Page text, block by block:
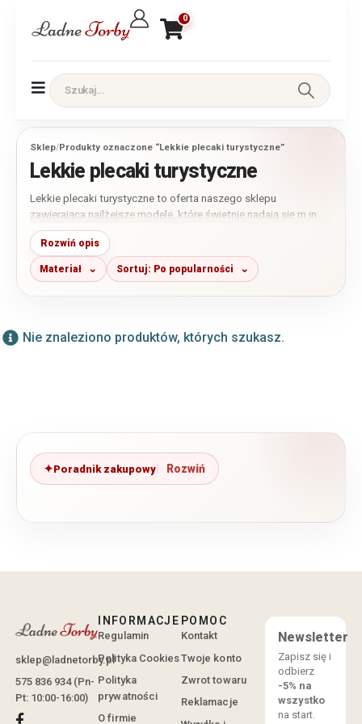
0
Sklep/Produkty oznaczone “Lekkie plecaki turystyczne”
Lekkie plecaki turystyczne
Lekkie plecaki turystyczne to oferta naszego sklepu
zawierająca najlżejsze modele, które świetnie nadają się m.in.
na piesze i rowerowe wycieczki. Są to produkty wykonane z
lekkich i wytrzymałych materiałów, takich jak nylon czy kresz.
Stanowią propozycję dla wszystkich osób wybierających się na
wszelkiego rodzaju wycieczki np. objazdowe. Szukających
lekkiego, wygodnego i praktycznego plecaka który nie będzie
Rozwiń opis
Materiał Sortuj: Po popularności
Nie znaleziono produktów, których szukasz.
Poradnik zakupowy
sklep@ladnetorby.pl
575 836 934 (Pn-
Pt: 10:00-16:00)
INFORMACJE
Regulamin
Polityka Cookies
Polityka
prywatności
O firmie
POMOC
Kontakt
Twoje konto
Zwrot towaru
Reklamacje
Newsletter
Zapisz się i
odbierz
-5% na
wszystko
na start.